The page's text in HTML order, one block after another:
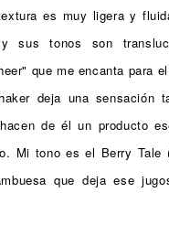
es muy ligera y
y sus tonos son
que me encanta para
deja una sensación
de él un producto
Mi tono es el Berry Tale
que deja ese